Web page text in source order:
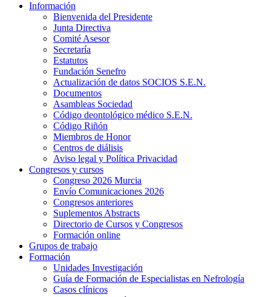
Información
Bienvenida del Presidente
Junta Directiva
Comité Asesor
Secretaría
Estatutos
Fundación Senefro
Actualización de datos SOCIOS S.E.N.
Documentos
Asambleas Sociedad
Código deontológico médico S.E.N.
Código Riñón
Miembros de Honor
Centros de diálisis
Aviso legal y Política Privacidad
Congresos y cursos
Congreso 2026 Murcia
Envío Comunicaciones 2026
Congresos anteriores
Suplementos Abstracts
Directorio de Cursos y Congresos
Formación online
Grupos de trabajo
Formación
Unidades Investigación
Guía de Formación de Especialistas en Nefrología
Casos clínicos